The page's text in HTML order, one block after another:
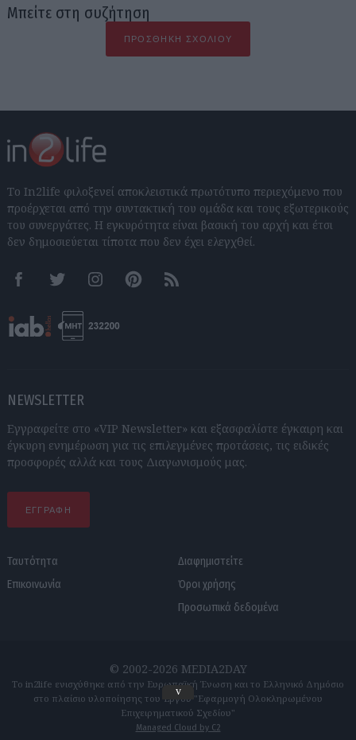
Μπείτε στη συζήτηση
ΠΡΟΣΘΉΚΗ ΣΧΟΛΊΟΥ
Το In2life φιλοξενεί αποκλειστικά πρωτότυπο περιεχόμενο που
προέρχεται από την συντακτική του ομάδα και τους εξωτερικούς
του συνεργάτες. Η εγκυρότητα είναι βασική του αρχή και έτσι
δεν δημοσιεύεται τίποτα που δεν έχει ελεγχθεί.
FacebookTwitter InstagramPinterestRSS feeds
NEWSLETTER
Εγγραφείτε στο «VIP Newsletter» και εξασφαλίστε έγκαιρη και
έγκυρη ενημέρωση για τις επιλεγμένες προτάσεις, τις ειδικές
προσφορές αλλά και τους Διαγωνισμούς μας.
ΕΓΓΡΑΦΗ
Ταυτότητα
Επικοινωνία
Διαφημιστείτε
Όροι χρήσης
Προσωπικά δεδομένα
© 2002-2026 MEDIA2DAY
Το in2life ενισχύθηκε από την Ευρωπαϊκή Ένωση και το Ελληνικό Δημόσιο
στο πλαίσιο υλοποίησης του Έργου "Εφαρμογή Ολοκληρωμένου
Επιχειρηματικού Σχεδίου"
Managed Cloud by C2
v